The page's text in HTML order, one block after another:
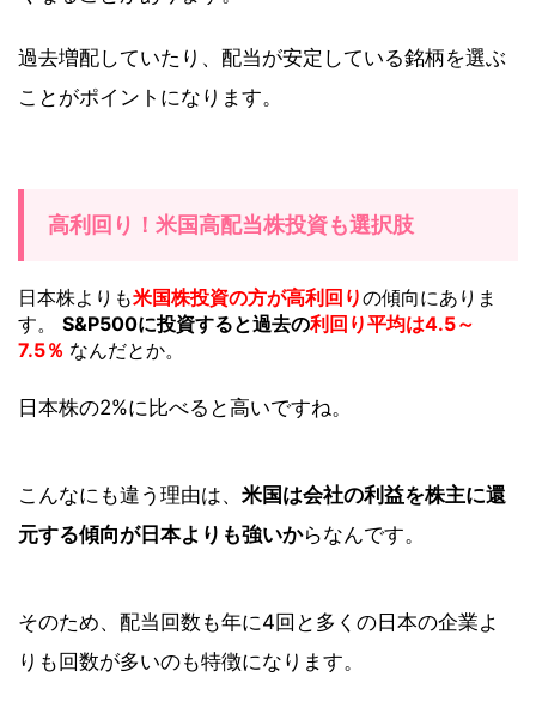
過去増配していたり、配当が安定している銘柄を選ぶ
ことがポイントになります。
高利回り！米国高配当株投資も選択肢
日本株よりも米国株投資の方が高利回りの傾向にありま
す。 S&P500に投資すると過去の利回り平均は4.5～
7.5％ なんだとか。
日本株の2%に比べると高いですね。
こんなにも違う理由は、 米国は会社の利益を株主に還
元する傾向が日本よりも強いからなんです。
そのため、配当回数も年に4回と多くの日本の企業よ
りも回数が多いのも特徴になります。